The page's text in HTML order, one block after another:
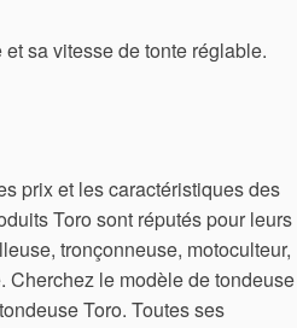
sa vitesse de tonte réglable.
prix et les caractéristiques des
Toro sont réputés pour leurs
tronçonneuse, motoculteur,
Cherchez le modèle de tondeuse
Toro. Toutes ses